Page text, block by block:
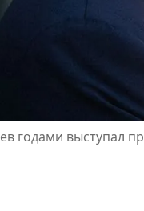
годами выступал